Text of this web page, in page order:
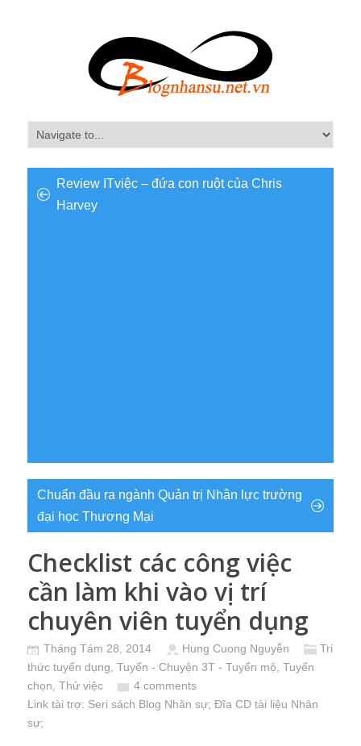
Review ITviệc – đứa con ruột của Chris
Harvey
Chuẩn đầu ra ngành Quản trị Nhân lực trường
đại học Thương Mại
Checklist các công việc
cần làm khi vào vị trí
chuyên viên tuyển dụng
Tháng Tám 28, 2014 Hung Cuong Nguyễn
Tri
thức tuyển dụng Tuyển - Chuyện 3T - Tuyển mộ, Tuyển
chọn, Thử việc
4 comments
Link tài trợ: Seri sách Blog Nhân sự; Đĩa CD tài liệu Nhân
sự;